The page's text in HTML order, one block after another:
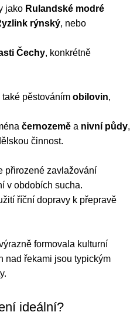
jako Rulandské modré
rýnský, nebo
Čechy, konkrétně
pěstováním obilovin,
černozemě a nivní půdy,
činnost.
přirozené zavlažování
v obdobích sucha.
říční dopravy k přepravě
formovala kulturní
nad řekami jsou typickým
ideální?